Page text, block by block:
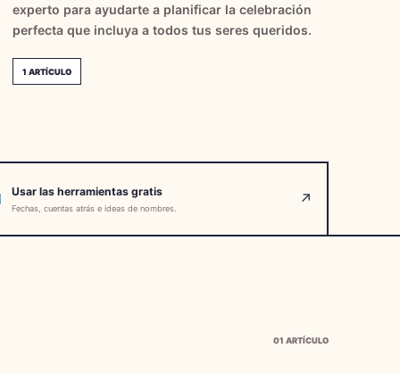
experto para ayudarte a planificar la celebración
perfecta que incluya a todos tus seres queridos.
1 ARTÍCULO
Usar las herramientas gratis
Fechas, cuentas atrás e ideas de nombres.
↗
01 ARTÍCULO